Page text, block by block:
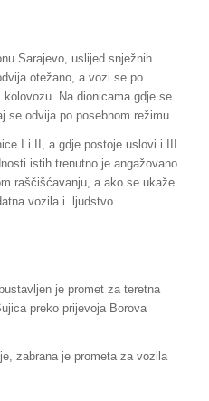
Sarajevo, uslijed snježnih
otežano, a vozi se po
Na dionicama gdje se
se odvija po posebnom režimu.
I i II, a gdje postoje uslovi i III
istih trenutno je angažovano
raščišćavanju, a ako se ukaže
vozila i ljudstvo..
je promet za teretna
preko prijevoja Borova
zabrana je prometa za vozila